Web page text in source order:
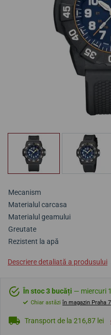
Mecanism
Materialul carcasa
Materialul geamului
Greutate
Rezistent la apă
Descriere detaliată a produsului
În stoc 3 bucăți — miercuri
Chiar astăzi în magazin Praha 7
Transport de la 216,87 lei